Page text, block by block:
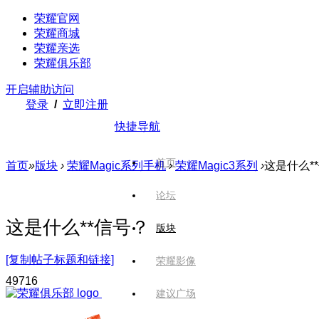
荣耀官网
荣耀商城
荣耀亲选
荣耀俱乐部
开启辅助访问
登录 / 立即注册
快捷导航
首页
论坛
版块
荣耀影像
建议广场
首页»版块 › 荣耀Magic系列手机 › 荣耀Magic3系列 ›这是什么
这是什么**信号？
[复制帖子标题和链接]
49716